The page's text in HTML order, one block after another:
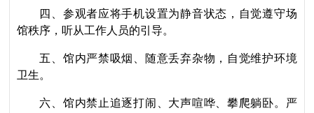
四、参观者应将手机设置为静音状态，自觉遵守场
馆秩序，听从工作人员的引导。
五、馆内严禁吸烟、随意丢弃杂物，自觉维护环境
卫生。
六、馆内禁止追逐打闹、大声喧哗、攀爬躺卧。严